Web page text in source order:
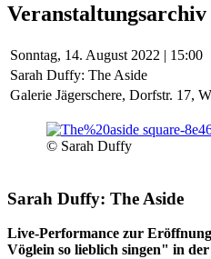
Veranstaltungsarchiv
Sonntag, 14. August 2022 | 15:00
Sarah Duffy: The Aside
Galerie Jägerschere, Dorfstr. 17,
© Sarah Duffy
Sarah Duffy: The Aside
Live-Performance zur
Vöglein so lieblich singen" in